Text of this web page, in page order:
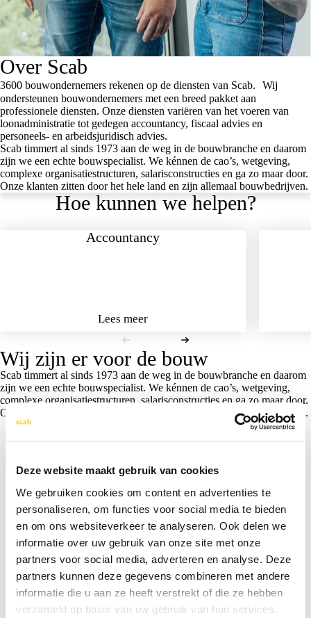
Deze website maakt gebruik van cookies
We gebruiken cookies om content en advertenties te
personaliseren, om functies voor social media te bieden
en om ons websiteverkeer te analyseren. Ook delen we
informatie over uw gebruik van onze site met onze
partners voor social media, adverteren en analyse. Deze
partners kunnen deze gegevens combineren met andere
informatie die u aan ze heeft verstrekt of die ze hebben
verzameld op basis van uw gebruik van hun services.
Over Scab
3600 bouwondernemers rekenen op de diensten van Scab. Wij
ondersteunen bouwondernemers met een breed pakket aan
professionele diensten. Onze diensten variëren van het voeren van
loonadministratie tot gedegen accountancy, fiscaal advies en
personeels- en arbeidsjuridisch advies.
Scab timmert al sinds 1973 aan de weg in de bouwbranche en daarom
zijn we een echte bouwspecialist. We kénnen de cao’s, wetgeving,
complexe organisatiestructuren, salarisconstructies en ga zo maar door.
Onze klanten zitten door het hele land en zijn allemaal bouwbedrijven.
Hoe kunnen we helpen?
Accountancy
Lees meer
Wij zijn er voor de bouw
Scab timmert al sinds 1973 aan de weg in de bouwbranche en daarom
zijn we een echte bouwspecialist. We kénnen de cao’s, wetgeving,
complexe organisatiestructuren, salarisconstructies en ga zo maar door.
Onze klanten zitten door het hele land en zijn allemaal bouwbedrijven.
Gerard Hoffmann
Directeur Beheermaatschappij Hoffmann Soesterberg
Lees verder ›
Met Scab ontstond direct een sterke wisselwerking. Er
was veel commitment en dat merk je als opdrachtgever
natuurlijk.
Leo Schoenmaker
Directeur BouwMensen KZW
Lees verder ›
Bij Scab is heel veel kennis van de branche en zeker
ook van opleidingsbedrijven aanwezig.
Bas Hooghwerff
Directeur P.G. Hooghwerff B.V.
Lees verder ›
..er is binnen Scab heel veel specifieke kennis over
onze branche. Zo kennen ze de bouw-cao van haver tot
gort.
Karin Ossendrijver
Directeur bouw- en aannemingsbedrijf Ossendrijver
Lees verder ›
Het hoeft niet te glimmen, het gaat om de kwaliteit.
Dirk Bakkers
Financieel directeur Bouwbedrijf Houta
Lees verder ›
Het is heel prettig om te werken met mensen die
ervaring en kennis hebben op het gebied van de cao
Bouw & Infra.